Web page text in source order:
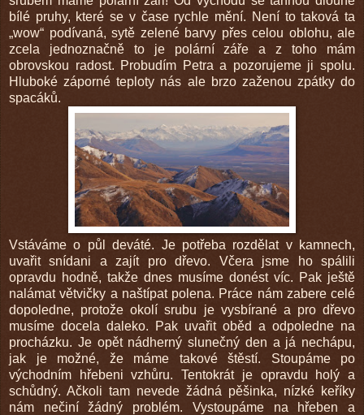
bílé pruhy, které se v čase rychle mění. Není to taková ta
„wow“ podívaná, sytě zelené barvy přes celou oblohu, ale
zcela jednoznačně to je polární záře a z toho mám
obrovskou radost. Probudím Petra a pozorujeme ji spolu.
Hluboké záporné teploty nás ale brzo zaženou zpátky do
spacáků.
Vstáváme o půl deváté. Je potřeba rozdělat v kamnech,
uvařit snídani a zajít pro dřevo. Včera jsme ho spálili
opravdu hodně, takže dnes musíme donést víc. Pak ještě
nalámat větvičky a naštípat polena. Práce nám zabere celé
dopoledne, protože okolí srubu je vysbírané a pro dřevo
musíme docela daleko. Pak uvařit oběd a odpoledne na
procházku. Je opět nádherný slunečný den a já nechápu,
jak je možné, že máme takové štěstí. Stoupáme po
východním hřebeni vzhůru. Tentokrát je opravdu holý a
schůdný. Ačkoli tam nevede žádná pěšinka, nízké keříky
nám nečiní žádný problém. Vystoupáme na hřeben a